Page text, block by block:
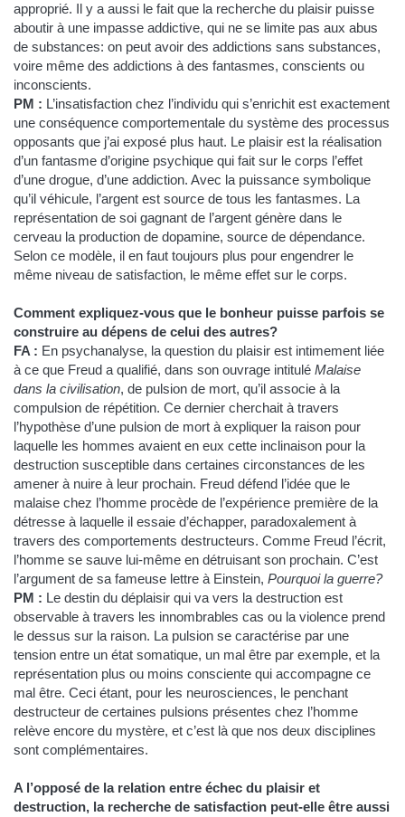
approprié. Il y a aussi le fait que la recherche du plaisir puisse
aboutir à une impasse addictive, qui ne se limite pas aux abus
de substances: on peut avoir des addictions sans substances,
voire même des addictions à des fantasmes, conscients ou
inconscients.
PM : L’insatisfaction chez l’individu qui s’enrichit est exactement
une conséquence comportementale du système des processus
opposants que j’ai exposé plus haut. Le plaisir est la réalisation
d’un fantasme d’origine psychique qui fait sur le corps l’effet
d’une drogue, d’une addiction. Avec la puissance symbolique
qu’il véhicule, l’argent est source de tous les fantasmes. La
représentation de soi gagnant de l’argent génère dans le
cerveau la production de dopamine, source de dépendance.
Selon ce modèle, il en faut toujours plus pour engendrer le
même niveau de satisfaction, le même effet sur le corps.
Comment expliquez-vous que le bonheur puisse parfois se
construire au dépens de celui des autres?
FA : En psychanalyse, la question du plaisir est intimement liée
à ce que Freud a qualifié, dans son ouvrage intitulé Malaise
dans la civilisation, de pulsion de mort, qu’il associe à la
compulsion de répétition. Ce dernier cherchait à travers
l’hypothèse d’une pulsion de mort à expliquer la raison pour
laquelle les hommes avaient en eux cette inclinaison pour la
destruction susceptible dans certaines circonstances de les
amener à nuire à leur prochain. Freud défend l’idée que le
malaise chez l’homme procède de l’expérience première de la
détresse à laquelle il essaie d’échapper, paradoxalement à
travers des comportements destructeurs. Comme Freud l’écrit,
l’homme se sauve lui-même en détruisant son prochain. C’est
l’argument de sa fameuse lettre à Einstein, Pourquoi la guerre?
PM : Le destin du déplaisir qui va vers la destruction est
observable à travers les innombrables cas ou la violence prend
le dessus sur la raison. La pulsion se caractérise par une
tension entre un état somatique, un mal être par exemple, et la
représentation plus ou moins consciente qui accompagne ce
mal être. Ceci étant, pour les neurosciences, le penchant
destructeur de certaines pulsions présentes chez l’homme
relève encore du mystère, et c’est là que nos deux disciplines
sont complémentaires.
A l’opposé de la relation entre échec du plaisir et
destruction, la recherche de satisfaction peut-elle être aussi